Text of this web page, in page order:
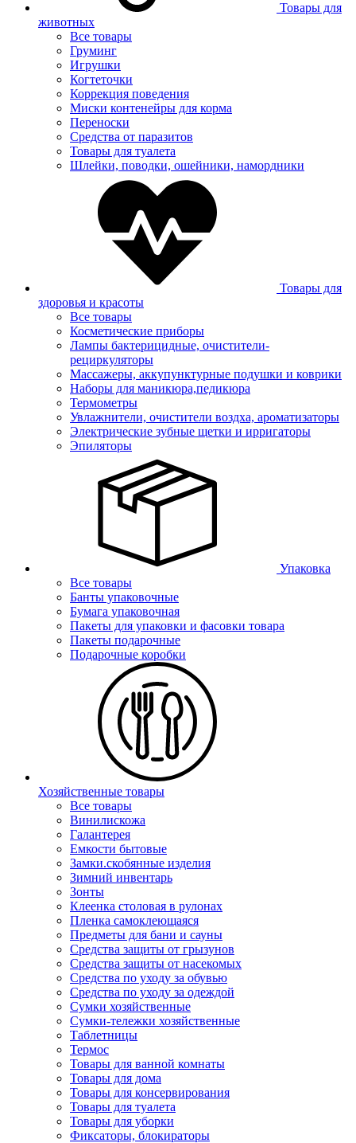
Товары для
животных
Все товары
Груминг
Игрушки
Когтеточки
Коррекция поведения
Миски контенейры для корма
Переноски
Средства от паразитов
Товары для туалета
Шлейки, поводки, ошейники, намордники
Товары для
здоровья и красоты
Все товары
Косметические приборы
Лампы бактерицидные, очистители-
рециркуляторы
Массажеры, аккупунктурные подушки и коврики
Наборы для маникюра,педикюра
Термометры
Увлажнители, очистители воздха, ароматизаторы
Электрические зубные щетки и ирригаторы
Эпиляторы
Упаковка
Все товары
Банты упаковочные
Бумага упаковочная
Пакеты для упаковки и фасовки товара
Пакеты подарочные
Подарочные коробки
Хозяйственные товары
Все товары
Винилискожа
Галантерея
Емкости бытовые
Замки.скобянные изделия
Зимний инвентарь
Зонты
Клеенка столовая в рулонах
Пленка самоклеющаяся
Предметы для бани и сауны
Средства защиты от грызунов
Средства защиты от насекомых
Средства по уходу за обувью
Средства по уходу за одеждой
Сумки хозяйственные
Сумки-тележки хозяйственные
Таблетницы
Термос
Товары для ванной комнаты
Товары для дома
Товары для консервирования
Товары для туалета
Товары для уборки
Фиксаторы, блокираторы